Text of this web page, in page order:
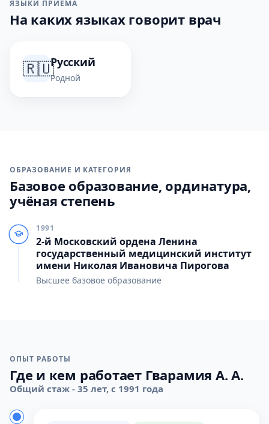
ЯЗЫКИ ПРИЁМА
На каких языках говорит врач
🇷🇺Русский
Родной
ОБРАЗОВАНИЕ И КАТЕГОРИЯ
Базовое образование, ординатура,
учёная степень
1991
2-й Московский ордена Ленина
государственный медицинский институт
имени Николая Ивановича Пирогова
Высшее базовое образование
ОПЫТ РАБОТЫ
Где и кем работает Гварамия А. А.
Общий стаж - 35 лет, с 1991 года